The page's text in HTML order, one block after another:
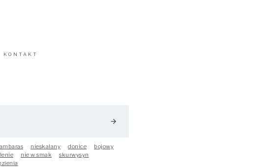
KONTAKT
arrow_forward
ambaras nieskalany donice
bojowy
nie w smak
skurwysyn